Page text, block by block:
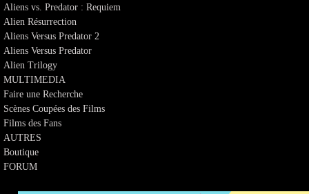
Aliens vs. Predator : Requiem
Alien Résurrection
Aliens Versus Predator 2
Aliens Versus Predator
Alien Trilogy
MULTIMEDIA
Faire une Recherche
Scènes Coupées des Films
Films des Fans
AUTRES
Boutique
FORUM